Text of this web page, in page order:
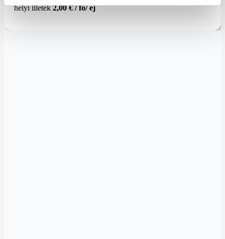
helyi illeték2,00 € / fő/ éj